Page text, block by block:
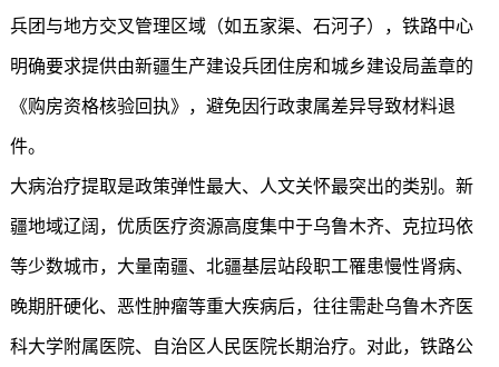
兵团与地方交叉管理区域（如五家渠、石河子），铁路中心
明确要求提供由新疆生产建设兵团住房和城乡建设局盖章的
《购房资格核验回执》，避免因行政隶属差异导致材料退
件。
大病治疗提取是政策弹性最大、人文关怀最突出的类别。新
疆地域辽阔，优质医疗资源高度集中于乌鲁木齐、克拉玛依
等少数城市，大量南疆、北疆基层站段职工罹患慢性肾病、
晚期肝硬化、恶性肿瘤等重大疾病后，往往需赴乌鲁木齐医
科大学附属医院、自治区人民医院长期治疗。对此，铁路公